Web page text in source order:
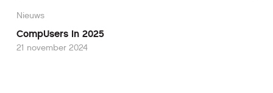
Nieuws
CompUsers in 2025
21 november 2024